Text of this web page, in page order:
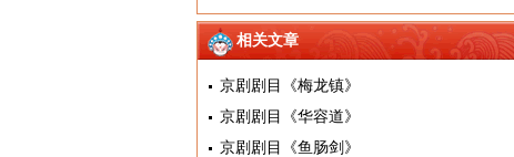
相关文章
京剧剧目《梅龙镇》
京剧剧目《华容道》
京剧剧目《鱼肠剑》